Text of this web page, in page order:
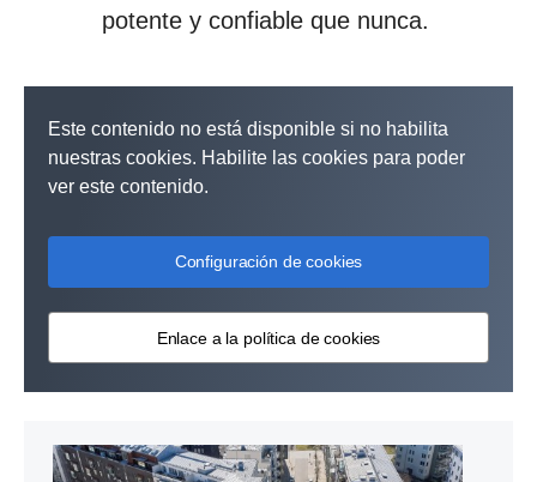
potente y confiable que nunca.
Este contenido no está disponible si no habilita
nuestras cookies. Habilite las cookies para poder
ver este contenido.
Configuración de cookies
Enlace a la política de cookies